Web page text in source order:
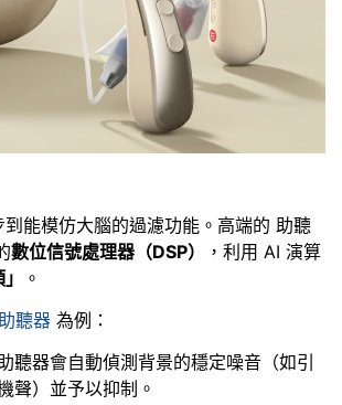
能模仿大腦的過濾功能。高端的 助聽
數位信號處理器（DSP）
，利用 AI 演算
。
聽器 為例：
聽器會自動偵測背景的穩定噪音（如引
聲）並予以抑制。